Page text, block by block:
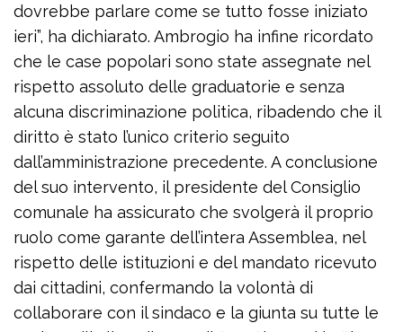
dovrebbe parlare come se tutto fosse iniziato
ieri”, ha dichiarato. Ambrogio ha infine ricordato
che le case popolari sono state assegnate nel
rispetto assoluto delle graduatorie e senza
alcuna discriminazione politica, ribadendo che il
diritto è stato l’unico criterio seguito
dall’amministrazione precedente. A conclusione
del suo intervento, il presidente del Consiglio
comunale ha assicurato che svolgerà il proprio
ruolo come garante dell’intera Assemblea, nel
rispetto delle istituzioni e del mandato ricevuto
dai cittadini, confermando la volontà di
collaborare con il sindaco e la giunta su tutte le